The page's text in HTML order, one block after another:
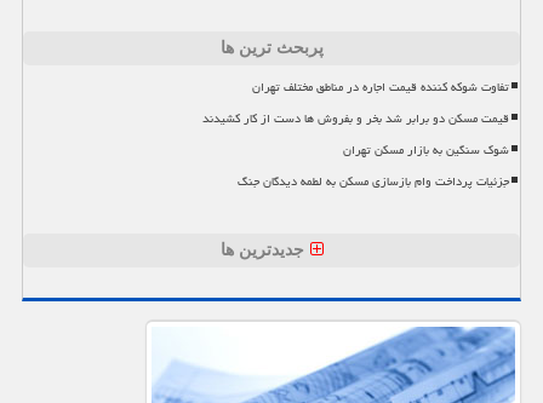
پربحث ترین ها
تفاوت شوکه کننده قیمت اجاره در مناطق مختلف تهران
قیمت مسکن دو برابر شد بخر و بفروش ها دست از کار کشیدند
شوک سنگین به بازار مسکن تهران
جزئیات پرداخت وام بازسازی مسکن به لطمه دیدگان جنگ
جدیدترین ها